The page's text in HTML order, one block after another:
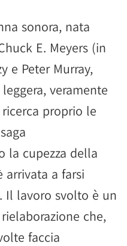
sonora, nata
E. Meyers (in
e Peter Murray,
veramente
proprio le
la cupezza della
arrivata a farsi
Il lavoro svolto è un
che,
faccia